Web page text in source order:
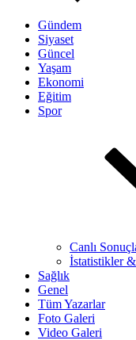
Gündem
Siyaset
Güncel
Yaşam
Ekonomi
Eğitim
Spor
Canlı
İstatistikler
Sağlık
Genel
Tüm Yazarlar
Foto Galeri
Video Galeri